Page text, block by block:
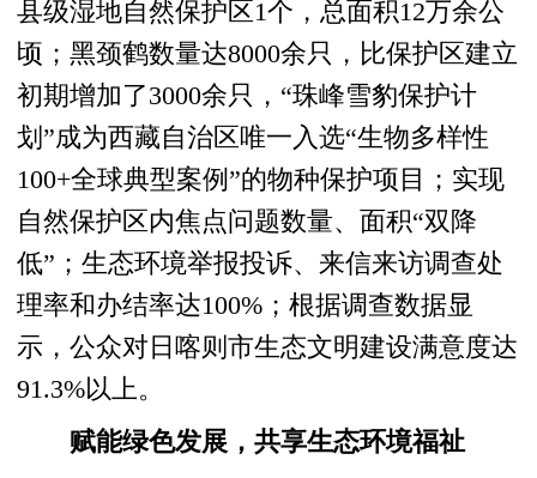
县级湿地自然保护区1个，总面积12万余公
顷；黑颈鹤数量达8000余只，比保护区建立
初期增加了3000余只，“珠峰雪豹保护计
划”成为西藏自治区唯一入选“生物多样性
100+全球典型案例”的物种保护项目；实现
自然保护区内焦点问题数量、面积“双降
低”；生态环境举报投诉、来信来访调查处
理率和办结率达100%；根据调查数据显
示，公众对日喀则市生态文明建设满意度达
91.3%以上。
赋能绿色发展，共享生态环境福祉